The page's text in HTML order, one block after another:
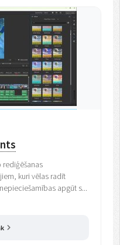
rediģēšanas
kuri vēlas radīt
apgūt s...